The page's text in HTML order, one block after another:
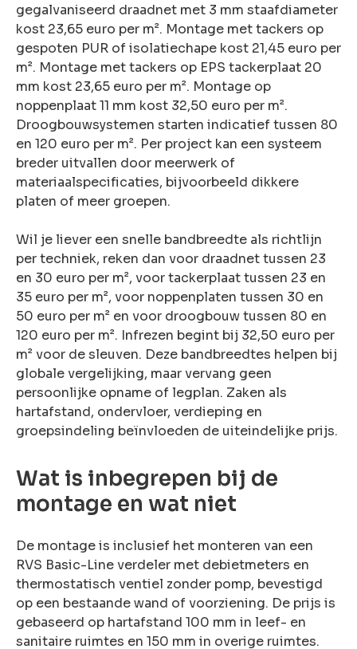
gegalvaniseerd draadnet met 3 mm staafdiameter
kost 23,65 euro per m². Montage met tackers op
gespoten PUR of isolatiechape kost 21,45 euro per
m². Montage met tackers op EPS tackerplaat 20
mm kost 23,65 euro per m². Montage op
noppenplaat 11 mm kost 32,50 euro per m².
Droogbouwsystemen starten indicatief tussen 80
en 120 euro per m². Per project kan een systeem
breder uitvallen door meerwerk of
materiaalspecificaties, bijvoorbeeld dikkere
platen of meer groepen.
Wil je liever een snelle bandbreedte als richtlijn
per techniek, reken dan voor draadnet tussen 23
en 30 euro per m², voor tackerplaat tussen 23 en
35 euro per m², voor noppenplaten tussen 30 en
50 euro per m² en voor droogbouw tussen 80 en
120 euro per m². Infrezen begint bij 32,50 euro per
m² voor de sleuven. Deze bandbreedtes helpen bij
globale vergelijking, maar vervang geen
persoonlijke opname of legplan. Zaken als
hartafstand, ondervloer, verdieping en
groepsindeling beïnvloeden de uiteindelijke prijs.
Wat is inbegrepen bij de
montage en wat niet
De montage is inclusief het monteren van een
RVS Basic-Line verdeler met debietmeters en
thermostatisch ventiel zonder pomp, bevestigd
op een bestaande wand of voorziening. De prijs is
gebaseerd op hartafstand 100 mm in leef- en
sanitaire ruimtes en 150 mm in overige ruimtes.